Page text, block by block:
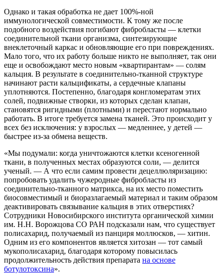
Однако и такая обработка не дает 100%-ной
иммунологической совместимости. К тому же после
подобного воздействия погибают фибробласты — клетки
соединительной ткани организма, синтезирующие
внеклеточный каркас и обновляющие его при повреждениях.
Мало того, что их работу больше никто не выполняет, так они
еще и освобождают место новым «квартирантам» — солям
кальция. В результате в соединительно-тканной структуре
начинают расти кальцификаты, а сердечные клапаны
уплотняются. Постепенно, благодаря конгломератам этих
солей, подвижные створки, из которых сделан клапан,
становятся ригидными (плотными) и перестают нормально
работать. В итоге требуется замена тканей. Это происходит у
всех без исключения: у взрослых — медленнее, у детей —
быстрее из-за обмена веществ.
«Мы подумали: когда уничтожаются клетки ксеногенной
ткани, в полученных местах образуются соли, — делится
ученый. — А что если самим провести децеллюляризацию:
попробовать удалить чужеродные фибробласты из
соединительно-тканного матрикса, на их место поместить
биосовместимый и биоразлагаемый материал и таким образом
деактивировать связывание кальция в этих отверстиях?
Сотрудники Новосибирского института органической химии
им. Н.Н. Ворожцова СО РАН подсказали нам, что существует
полисахарид, получаемый из панциря моллюсков, — хитин.
Одним из его компонентов является хитозан — тот самый
мукополисахарид, благодаря которому повысилась
продолжительность действия препарата на основе
ботулотоксина».